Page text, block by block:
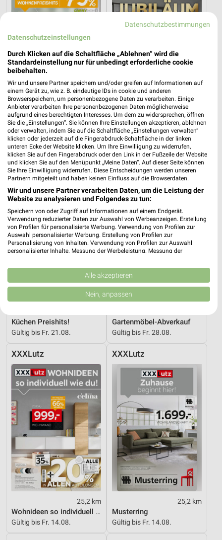
25,2 km
Wohnenpreishits
Gültig bis Fr. 14.08.
25,2 km
Angebote ab 08.08.
Gültig bis Fr. 14.08.
XXXLutz
Küchen Preishits!
Gültig bis Fr. 21.08.
XXXLutz
Gartenmöbel-Abverkauf
Gültig bis Fr. 28.08.
XXXLutz
25,2 km
Wohnideen so individuell wie du!
Gültig bis Fr. 14.08.
XXXLutz
25,2 km
Musterring
Gültig bis Fr. 14.08.
Datenschutzbestimmungen
Datenschutzeinstellungen
Durch Klicken auf die Schaltfläche „Ablehnen“ wird die
Standardeinstellung nur für unbedingt erforderliche cookie
beibehalten.
Wir und unsere Partner speichern und/oder greifen auf Informationen auf
einem Gerät zu, wie z. B. eindeutige IDs in cookie und anderen
Browserspeichern, um personenbezogene Daten zu verarbeiten. Einige
Anbieter verarbeiten Ihre personenbezogenen Daten möglicherweise
aufgrund eines berechtigten Interesses. Um dem zu widersprechen, öffnen
Sie die „Einstellungen“. Sie können Ihre Einstellungen akzeptieren, ablehnen
oder verwalten, indem Sie auf die Schaltfläche „Einstellungen verwalten“
klicken oder jederzeit auf die Fingerabdruck-Schaltfläche in der linken
unteren Ecke der Website klicken. Um Ihre Einwilligung zu widerrufen,
klicken Sie auf den Fingerabdruck oder den Link in der Fußzeile der Website
und klicken Sie auf den Menüpunkt „Meine Daten“. Auf dieser Seite können
Sie Ihre Einwilligung widerrufen. Diese Entscheidungen werden unseren
Partnern mitgeteilt und haben keinen Einfluss auf die Browserdaten.
Wir und unsere Partner verarbeiten Daten, um die Leistung der
Website zu analysieren und Folgendes zu tun:
Speichern von oder Zugriff auf Informationen auf einem Endgerät.
Verwendung reduzierter Daten zur Auswahl von Werbeanzeigen. Erstellung
von Profilen für personalisierte Werbung. Verwendung von Profilen zur
Auswahl personalisierter Werbung. Erstellung von Profilen zur
Personalisierung von Inhalten. Verwendung von Profilen zur Auswahl
personalisierter Inhalte. Messung der Werbeleistung. Messung der
Kombinationen von Daten aus verschiedenen Quellen. Entwicklung und
Verbesserung der Angebote. Verwendung reduzierter Daten zur Auswahl
von Inhalten.
Daten können außerhalb der Europäischen Union weitergegeben und in die
Website/App.
Partnerliste anzeigen (1 IAB-Anbieter)
IAB-Verarbeitungszwecke:
Speichern von oder Zugriff auf Informationen
auf einem Endgerät
Verwendung reduzierter Daten zur Auswahl von
Werbeanzeigen
Erstellung von Profilen für personalisierte
Werbung
Verwendung von Profilen zur Auswahl
personalisierter Werbung
Erstellung von Profilen zur Personalisierung
von Inhalten
Verwendung von Profilen zur Auswahl
personalisierter Inhalte
Alle akzeptieren
Nein, anpassen